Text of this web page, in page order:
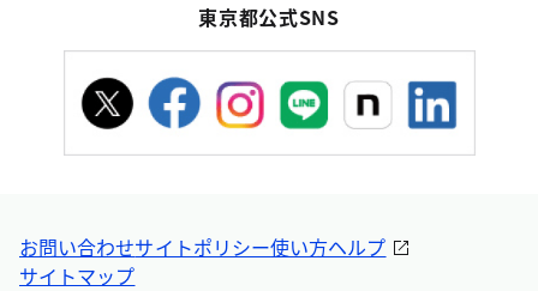
東京都公式SNS
お問い合わせサイトポリシー使い方ヘルプ
サイトマップ